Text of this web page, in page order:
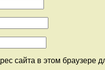
сайта в этом браузере